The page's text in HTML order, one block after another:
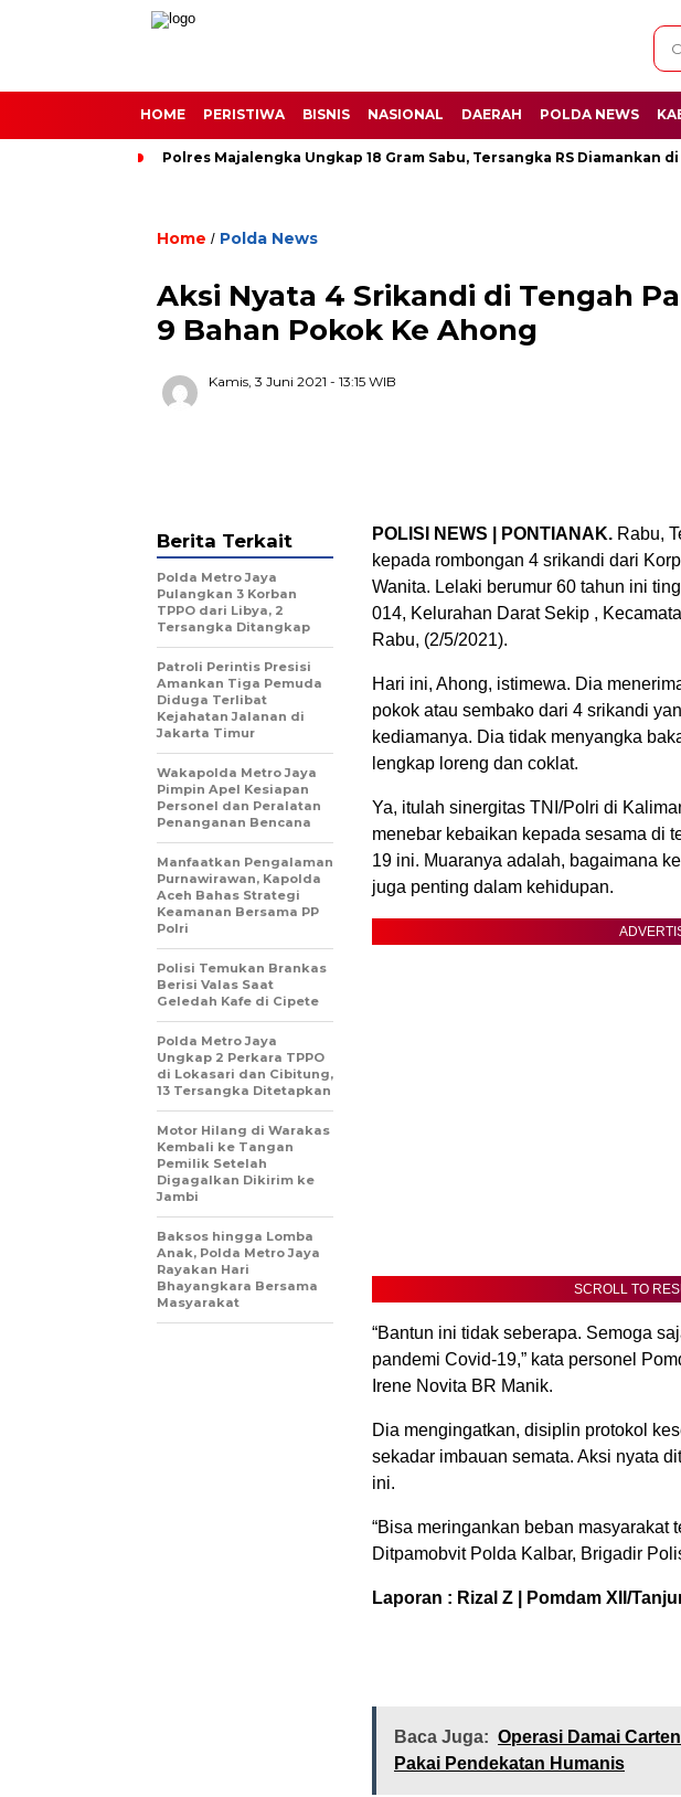
HOME PERISTIWA BISNIS NASIONAL DAERAH POLDA NEWS
Polres Majalengka Ungkap 18 Gram Sabu, Tersangka RS Diamankan di
Home / Polda News
Aksi Nyata 4 Srikandi di Tengah
9 Bahan Pokok Ke Ahong
Kamis, 3 Juni 2021 - 13:15 WIB
POLISI NEWS | PONTIANAK. Rabu,
kepada rombongan 4 srikandi dari
Wanita. Lelaki berumur 60 tahun ini
014, Kelurahan Darat Sekip ,
Rabu, (2/5/2021).
Hari ini, Ahong, istimewa. Dia
pokok atau sembako dari 4 srikandi
kediamanya. Dia tidak menyangka
lengkap loreng dan coklat.
Ya, itulah sinergitas TNI/Polri di
menebar kebaikan kepada sesama di
19 ini. Muaranya adalah, bagaimana
juga penting dalam kehidupan.
SCROLL TO
“Bantun ini tidak seberapa. Semoga
pandemi Covid-19,” kata personel
Irene Novita BR Manik.
Dia mengingatkan, disiplin protokol
sekadar imbauan semata. Aksi nyata
ini.
“Bisa meringankan beban masyarakat
Ditpamobvit Polda Kalbar, Brigadir
Laporan : Rizal Z | Pomdam XII/
Baca Juga: Operasi Damai
Pakai Pendekatan Humanis
Berita Terkait
Polda Metro Jaya
Pulangkan 3 Korban
TPPO dari Libya, 2
Tersangka Ditangkap
Patroli Perintis Presisi
Amankan Tiga Pemuda
Diduga Terlibat
Kejahatan Jalanan di
Jakarta Timur
Wakapolda Metro Jaya
Pimpin Apel Kesiapan
Personel dan Peralatan
Penanganan Bencana
Manfaatkan Pengalaman
Purnawirawan, Kapolda
Aceh Bahas Strategi
Keamanan Bersama PP
Polri
Polisi Temukan Brankas
Berisi Valas Saat
Geledah Kafe di Cipete
Polda Metro Jaya
Ungkap 2 Perkara TPPO
di Lokasari dan Cibitung,
13 Tersangka Ditetapkan
Motor Hilang di Warakas
Kembali ke Tangan
Pemilik Setelah
Digagalkan Dikirim ke
Jambi
Baksos hingga Lomba
Anak, Polda Metro Jaya
Rayakan Hari
Bhayangkara Bersama
Masyarakat